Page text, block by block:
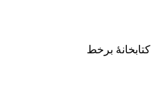
کتابخانۀ برخط